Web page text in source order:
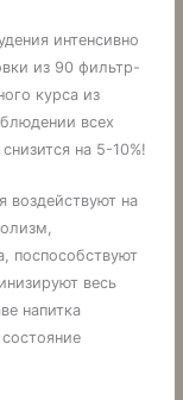
интенсивно
из 90 фильтр-
курса из
всех
на 5-10%!
воздействуют на
поспособствуют
весь
напитка